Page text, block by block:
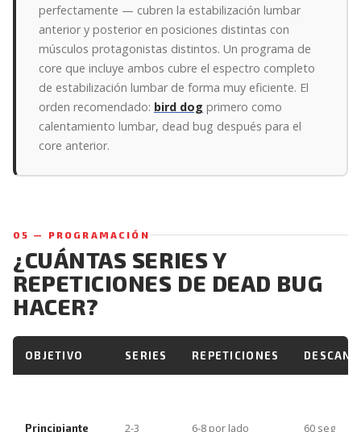
perfectamente — cubren la estabilización lumbar
anterior y posterior en posiciones distintas con
músculos protagonistas distintos. Un programa de
core que incluye ambos cubre el espectro completo
de estabilización lumbar de forma muy eficiente. El
orden recomendado: bird dog primero como
calentamiento lumbar, dead bug después para el
core anterior.
05 — PROGRAMACIÓN
¿CUÁNTAS SERIES Y
REPETICIONES DE DEAD BUG
HACER?
OBJETIVO SERIES REPETICIONES
Principiante 2-3 6-8 por lado 60 seg